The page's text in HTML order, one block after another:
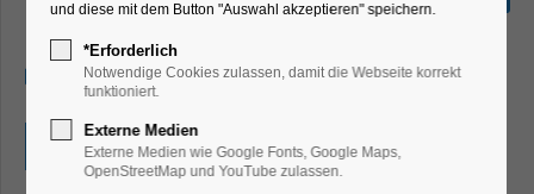
Ausstellung
29.11.2025, 10:00–16:00
Eintritt frei
und diese mit dem Button "Auswahl akzeptieren" speichern.
*Erforderlich
Notwendige Cookies zulassen, damit die Webseite korrekt
funktioniert.
Externe Medien
Externe Medien wie Google Fonts, Google Maps,
OpenStreetMap und YouTube zulassen.